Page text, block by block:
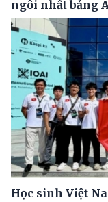
ngôi nhất bảng A
Học sinh Việt